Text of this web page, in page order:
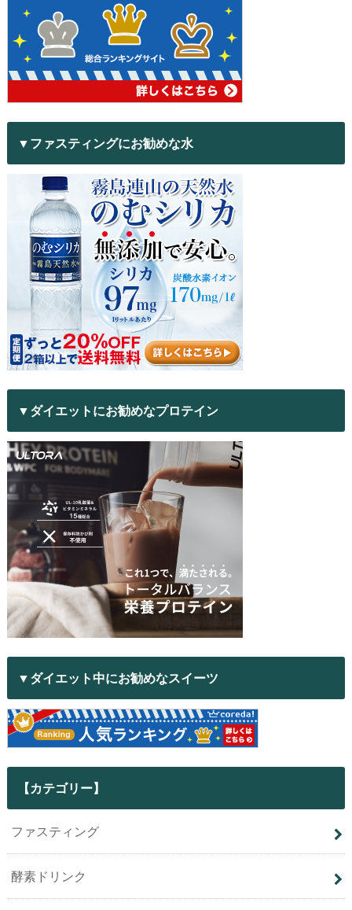
▼ファスティングにお勧めな水
▼ダイエットにお勧めなプロテイン
▼ダイエット中にお勧めなスイーツ
【カテゴリー】
ファスティング
酵素ドリンク